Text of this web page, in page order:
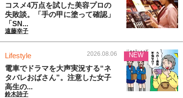
コスメ4万点を試した美容プロの
失敗談。「手の甲に塗って確認」
「SN...
遠藤幸子
Lifestyle 2026.08.06
電車でドラマを大声実況する“ネ
タバレおばさん”。注意した女子
高生の...
鈴木詩子
NEW